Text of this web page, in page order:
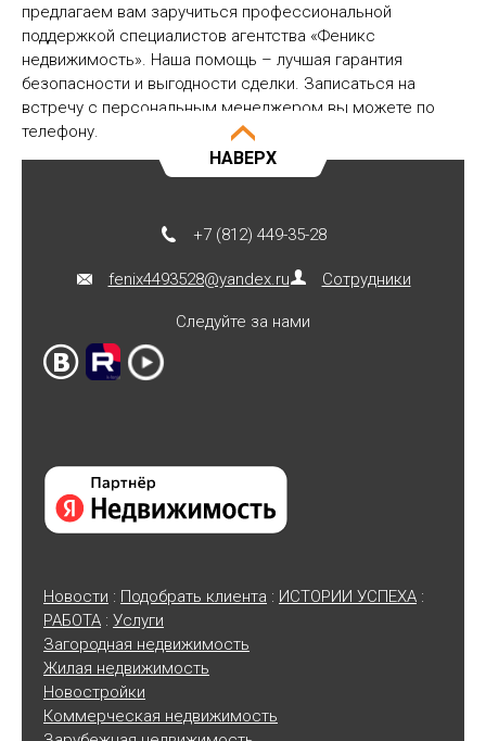
предлагаем вам заручиться профессиональной
поддержкой специалистов агентства «Феникс
недвижимость». Наша помощь – лучшая гарантия
безопасности и выгодности сделки. Записаться на
встречу с персональным менеджером вы можете по
телефону.
НАВЕРХ
+7 (812) 449-35-28
fenix4493528@yandex.ru Сотрудники
Следуйте за нами
Новости : Подобрать клиента : ИСТОРИИ УСПЕХА :
РАБОТА : Услуги
Загородная недвижимость
Жилая недвижимость
Новостройки
Коммерческая недвижимость